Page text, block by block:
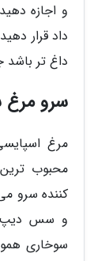
و اجازه
داد قرار
داغ تر
سرو مرغ
مرغ
محبوب
کننده سرو
و سس دیپ
سوخاری